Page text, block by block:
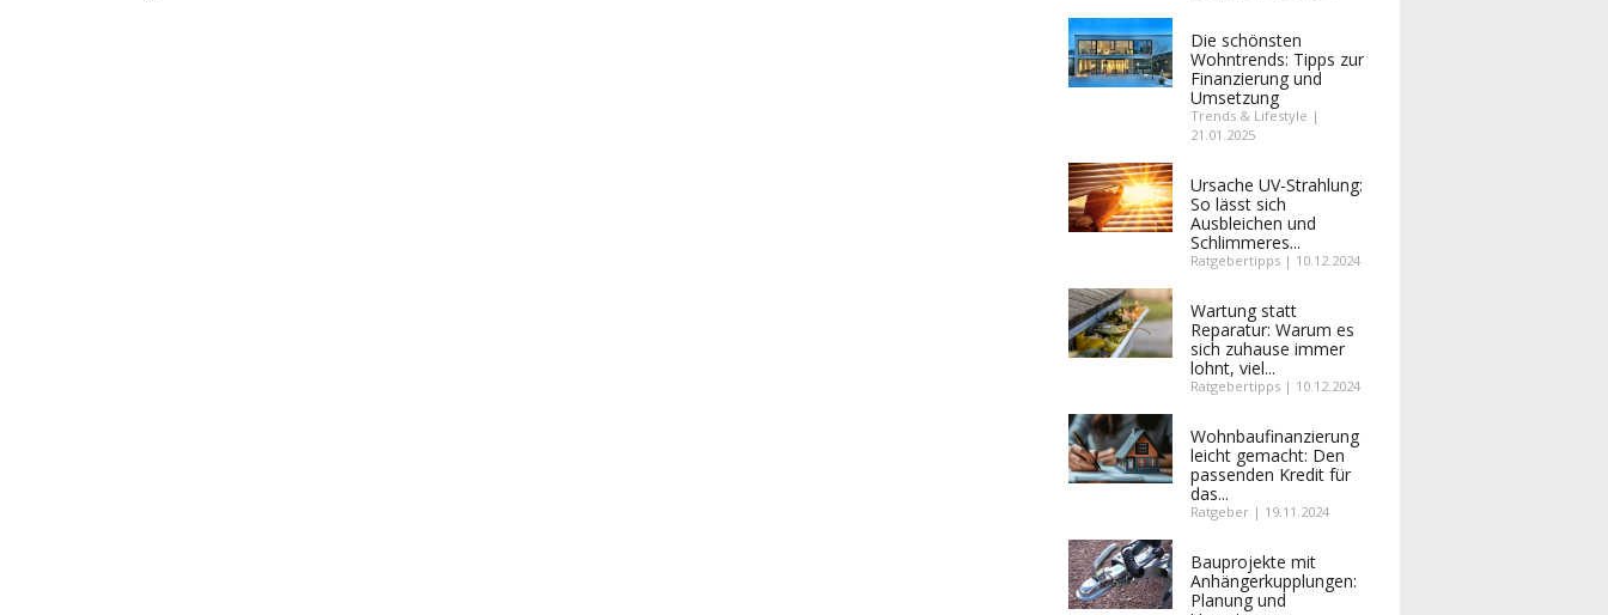
Die schönsten
Wohntrends: Tipps zur
Finanzierung und
Umsetzung
Trends & Lifestyle |
21.01.2025
Ursache UV-Strahlung:
So lässt sich
Ausbleichen und
Schlimmeres...
Ratgebertipps | 10.12.2024
Wartung statt
Reparatur: Warum es
sich zuhause immer
lohnt, viel...
Ratgebertipps | 10.12.2024
Wohnbaufinanzierung
leicht gemacht: Den
passenden Kredit für
das...
Ratgeber | 19.11.2024
Bauprojekte mit
Anhängerkupplungen:
Planung und